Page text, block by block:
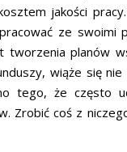
jakości
ze swoimi
tworzenia planów
wiąże się
tego, że często
Zrobić coś z